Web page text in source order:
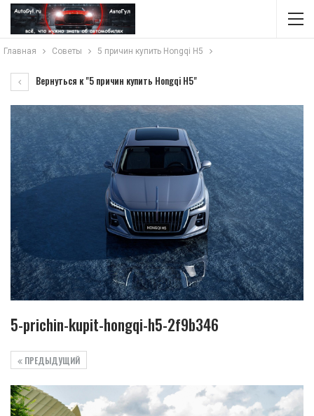
Главная Советы 5 причин купить Hongqi H5
Вернуться к "5 причин купить Hongqi H5"
5-prichin-kupit-hongqi-h5-2f9b346
ПРЕДЫДУЩИЙ